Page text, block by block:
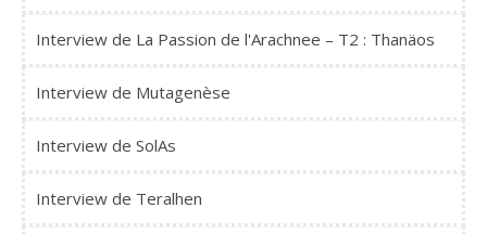
Interview de La Passion de l'Arachnee – T2 : Thanäos
Interview de Mutagenèse
Interview de SolAs
Interview de Teralhen